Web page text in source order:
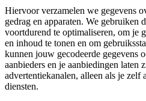
Hiervoor verzamelen we gegevens
gedrag en apparaten. We gebruiken
voortdurend te optimaliseren, om je
en inhoud te tonen en om
kunnen jouw gecodeerde gegevens
aanbieders en je aanbiedingen laten
advertentiekanalen, alleen als je zelf
diensten.